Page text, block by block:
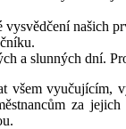
vysvědčení našich
a slunných dní.
všem vyučujícím,
za